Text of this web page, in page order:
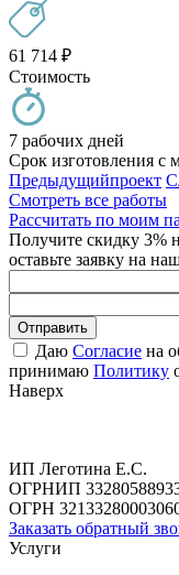
61 714 ₽
Стоимость
7 рабочих дней
Срок изготовления с
Предыдущийпроект
Смотреть все работы
Рассчитать по моим
Получите скидку 3%
оставьте заявку на
Отправить
Даю Согласие на
принимаю Политику
Наверх
ИП Леготина Е.С.
ОГРНИП
ОГРН
Заказать обратный
Услуги